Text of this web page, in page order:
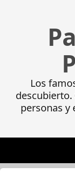
Los
descubierto.
personas y